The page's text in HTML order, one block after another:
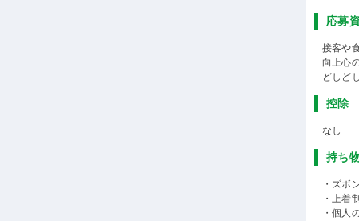
応募
接客や
向上心
どしど
控除
なし
持ち
・ズボ
・上着
・個人